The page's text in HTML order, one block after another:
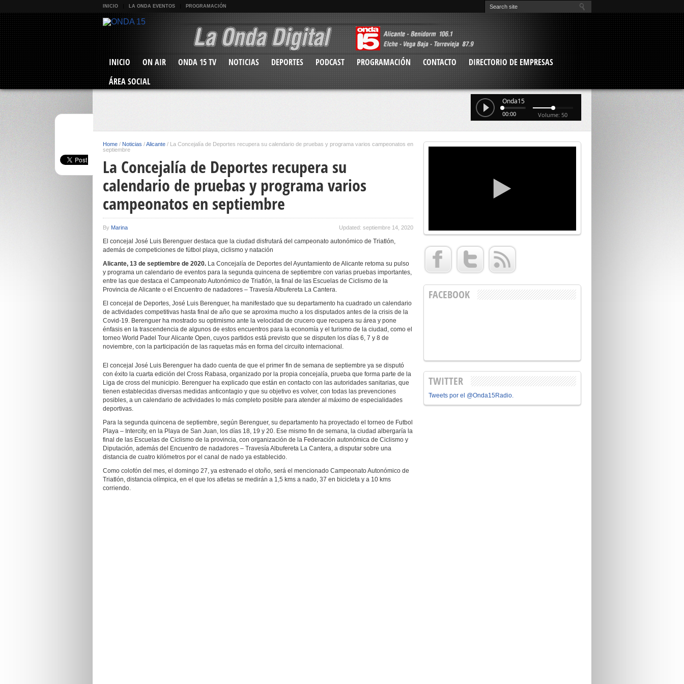
INICIO LA ONDA EVENTOS PROGRAMACIÓN
INICIO ON AIR ONDA 15 TV NOTICIAS DEPORTES PODCAST PROGRAMACIÓN CONTACTO
DIRECTORIO DE EMPRESAS
ÁREA SOCIAL
Onda15
00:00 Volume: 50
Home / Noticias /Alicante / La Concejalía de Deportes recupera su calendario de pruebas y programa varios campeonatos en
septiembre
La Concejalía de Deportes recupera su
calendario de pruebas y programa varios
campeonatos en septiembre
By Marina Updated: septiembre 14, 2020
El concejal José Luis Berenguer destaca que la ciudad disfrutará del campeonato autonómico de Triatlón,
además de competiciones de fútbol playa, ciclismo y natación
Alicante, 13 de septiembre de 2020. La Concejalía de Deportes del Ayuntamiento de Alicante retoma su pulso
y programa un calendario de eventos para la segunda quincena de septiembre con varias pruebas importantes,
entre las que destaca el Campeonato Autonómico de Triatlón, la final de las Escuelas de Ciclismo de la
Provincia de Alicante o el Encuentro de nadadores – Travesía Albufereta La Cantera.
El concejal de Deportes, José Luis Berenguer, ha manifestado que su departamento ha cuadrado un calendario
de actividades competitivas hasta final de año que se aproxima mucho a los disputados antes de la crisis de la
Covid-19. Berenguer ha mostrado su optimismo ante la velocidad de crucero que recupera su área y pone
énfasis en la trascendencia de algunos de estos encuentros para la economía y el turismo de la ciudad, como el
torneo World Padel Tour Alicante Open, cuyos partidos está previsto que se disputen los días 6, 7 y 8 de
noviembre, con la participación de las raquetas más en forma del circuito internacional.
El concejal José Luis Berenguer ha dado cuenta de que el primer fin de semana de septiembre ya se disputó
con éxito la cuarta edición del Cross Rabasa, organizado por la propia concejalía, prueba que forma parte de la
Liga de cross del municipio. Berenguer ha explicado que están en contacto con las autoridades sanitarias, que
tienen establecidas diversas medidas anticontagio y que su objetivo es volver, con todas las prevenciones
posibles, a un calendario de actividades lo más completo posible para atender al máximo de especialidades
deportivas.
Para la segunda quincena de septiembre, según Berenguer, su departamento ha proyectado el torneo de Futbol
Playa – Intercity, en la Playa de San Juan, los días 18, 19 y 20. Ese mismo fin de semana, la ciudad albergaría la
final de las Escuelas de Ciclismo de la provincia, con organización de la Federación autonómica de Ciclismo y
Diputación, además del Encuentro de nadadores – Travesía Albufereta La Cantera, a disputar sobre una
distancia de cuatro kilómetros por el canal de nado ya establecido.
Como colofón del mes, el domingo 27, ya estrenado el otoño, será el mencionado Campeonato Autonómico de
Triatlón, distancia olímpica, en el que los atletas se medirán a 1,5 kms a nado, 37 en bicicleta y a 10 kms
corriendo.
FACEBOOK
TWITTER
Tweets por el @Onda15Radio.